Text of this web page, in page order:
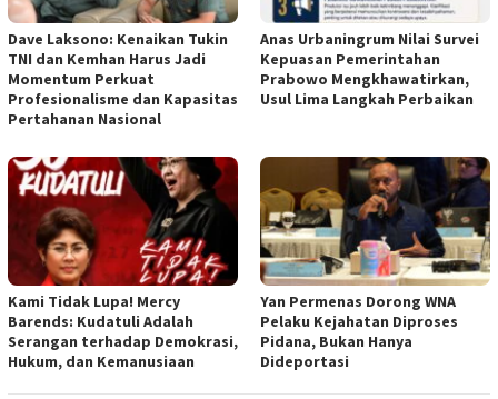
Dave Laksono: Kenaikan Tukin
TNI dan Kemhan Harus Jadi
Momentum Perkuat
Profesionalisme dan Kapasitas
Pertahanan Nasional
Anas Urbaningrum Nilai Survei
Kepuasan Pemerintahan
Prabowo Mengkhawatirkan,
Usul Lima Langkah Perbaikan
Kami Tidak Lupa! Mercy
Barends: Kudatuli Adalah
Serangan terhadap Demokrasi,
Hukum, dan Kemanusiaan
Yan Permenas Dorong WNA
Pelaku Kejahatan Diproses
Pidana, Bukan Hanya
Dideportasi